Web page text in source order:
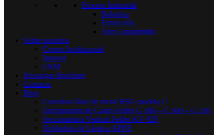
Proceso Industrial
Robotica
Extracción
Aire Comprimido
Sobre nosotros
Correo Institucional
Intranet
CRM
Descargar Brochure
Contacto
Blog
Cortadora láser de metal HSG modelo C​
Enchapadora de Canto Felder G 380 – G 360 – G 330
Seccionadora Vertical Felder KV 925
Dobladora de Lámina APHS